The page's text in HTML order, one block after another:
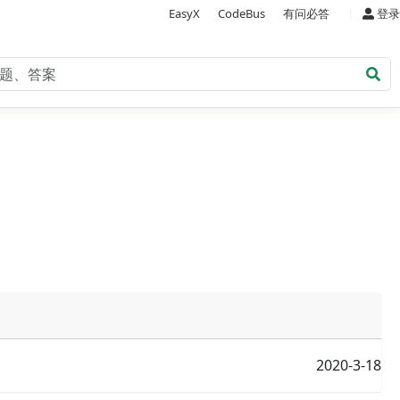
EasyX CodeBus 有问必答 登录
2020-3-18